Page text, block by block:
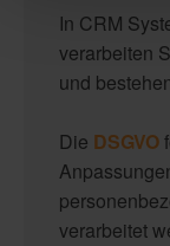
In CRM
verarbeiten
und
Die DSGVO
verarbeitet